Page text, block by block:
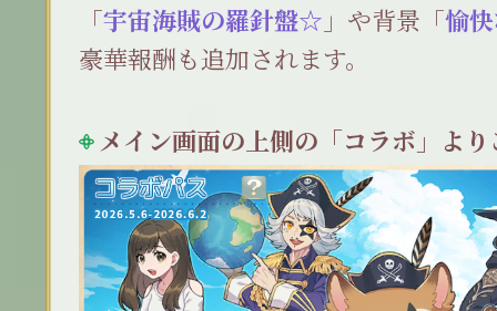
「宇宙海賊の羅針盤☆ 」や背景「愉
豪華報酬も追加されます。
メイン画面の上側の「コラボ」よ